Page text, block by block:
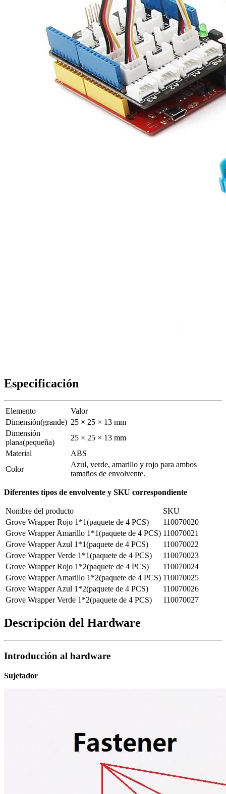
Especificación
Elemento
Valor
Dimensión(grande) 25 × 25 × 13 mm
Dimensión
plana(pequeña)
25 × 25 × 13 mm
Material
ABS
Color
Azul, verde, amarillo y rojo para ambos
tamaños de envolvente.
Diferentes tipos de envolvente y SKU correspondiente
Nombre del producto
SKU
Grove Wrapper Rojo 1*1(paquete de 4 PCS)
110070020
Grove Wrapper Amarillo 1*1(paquete de 4 PCS) 110070021
Grove Wrapper Azul 1*1(paquete de 4 PCS)
110070022
Grove Wrapper Verde 1*1(paquete de 4 PCS)
110070023
Grove Wrapper Rojo 1*2(paquete de 4 PCS)
110070024
Grove Wrapper Amarillo 1*2(paquete de 4 PCS) 110070025
Grove Wrapper Azul 1*2(paquete de 4 PCS)
110070026
Grove Wrapper Verde 1*2(paquete de 4 PCS)
110070027
Descripción del Hardware
Introducción al hardware
Sujetador